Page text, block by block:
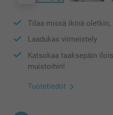
Tilaa missä ikinä
Laadukas viimeistely
Katsokaa taaksepäin
muistoihin!
Tuotetiedot